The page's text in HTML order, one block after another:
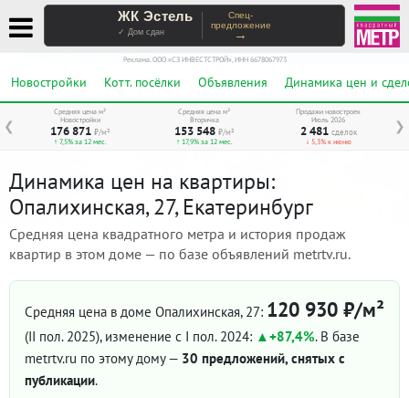
ЖК Эстель
✓ Дом сдан
Спец-
предложение
→
Реклама. ООО «СЗ ИНВЕСТСТРОЙ», ИНН 6678067973
Новостройки Котт. посёлки Объявления Динамика цен и
❮ ❯
Средняя цена м²
Новостройки
176 871 ₽/м²
↑ 7,5% за 12 мес.
Средняя цена м²
Вторичка
153 548 ₽/м²
↑ 17,9% за 12 мес.
Продажи новостроек
Июль 2026
2 481 сделок
↓ 5,3% к июню
Динамика цен на квартиры:
Опалихинская, 27, Екатеринбург
Средняя цена квадратного метра и история продаж
квартир в этом доме — по базе объявлений metrtv.ru.
Средняя цена в доме Опалихинская, 27: 120 930 ₽/м²
(II пол. 2025), изменение с I пол. 2024: +87,4%. В базе
metrtv.ru по этому дому — 30 предложений, снятых с
публикации.